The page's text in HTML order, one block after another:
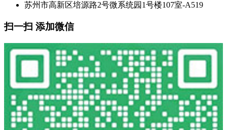
苏州市高新区培源路2号微系统园1号楼107室-A519
扫一扫 添加微信